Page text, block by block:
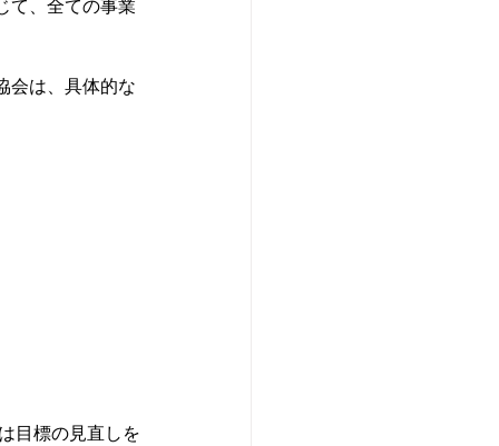
て、全ての事業
会は、具体的な
目標の見直しを